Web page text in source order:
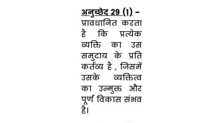
अनुच्छेद 29 (1) –
प्रावधानित करता
है कि प्रत्येक
व्यक्ति का उस
समुदाय के प्रति
कर्तव्य है , जिसमें
उसके व्यक्तित्व
का उन्मुक्त और
पूर्ण विकास संभव
है।